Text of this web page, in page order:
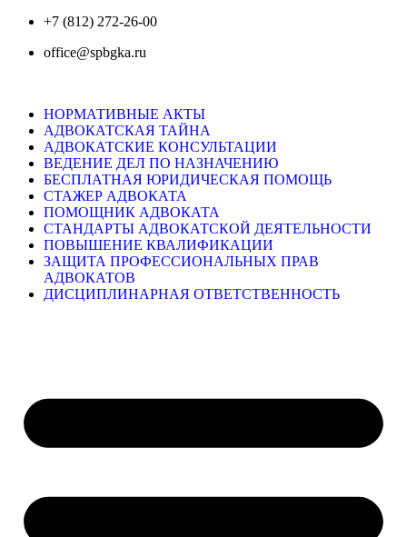
+7 (812) 272-26-00
office@spbgka.ru
НОРМАТИВНЫЕ АКТЫ
АДВОКАТСКАЯ ТАЙНА
АДВОКАТСКИЕ КОНСУЛЬТАЦИИ
ВЕДЕНИЕ ДЕЛ ПО НАЗНАЧЕНИЮ
БЕСПЛАТНАЯ ЮРИДИЧЕСКАЯ ПОМОЩЬ
СТАЖЕР АДВОКАТА
ПОМОЩНИК АДВОКАТА
СТАНДАРТЫ АДВОКАТСКОЙ ДЕЯТЕЛЬНОСТИ
ПОВЫШЕНИЕ КВАЛИФИКАЦИИ
ЗАЩИТА ПРОФЕССИОНАЛЬНЫХ ПРАВ
АДВОКАТОВ
ДИСЦИПЛИНАРНАЯ ОТВЕТСТВЕННОСТЬ